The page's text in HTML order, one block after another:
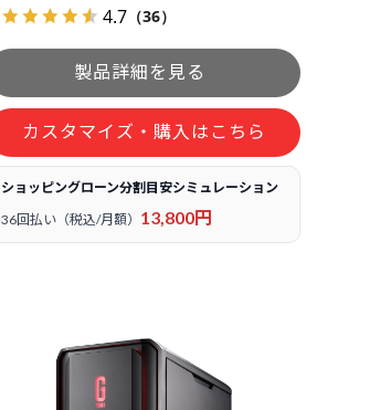
4.7 （36）
カスタマイズ・購入はこちら
ショッピングローン分割目安シミュレーション
36回払い（税込/月額） 13,800円